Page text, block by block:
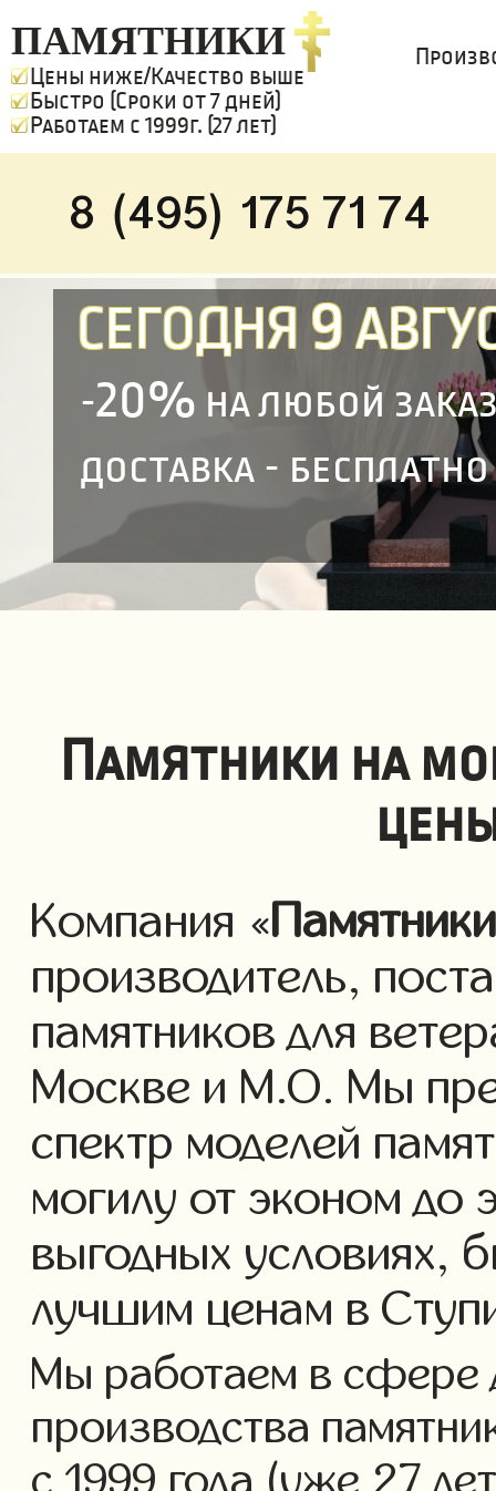
ПАМЯТНИКИ
Цены ниже/Качество выше
Быстро (Сроки от 7 дней)
Работаем с 1999г. (27 лет)
8 (495) 175 71 74
СЕГОДНЯ 9
-20% на любой
доставка - бесплатно
Памятники на
Компания «Памятники
производитель,
памятников для
Москве и М.О. Мы
спектр моделей
могилу от эконом до
выгодных условиях,
лучшим ценам в
Мы работаем в сфере
производства
с 1999 года (уже 27